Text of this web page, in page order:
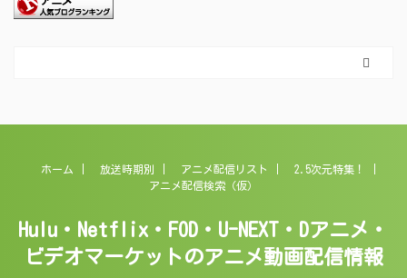
ホーム 放送時期別 アニメ配信リスト
2.5次元特集！
アニメ配信検索（仮）
Hulu・Netflix・FOD・U-NEXT・Dアニメ・
ビデオマーケットのアニメ動画配信情報